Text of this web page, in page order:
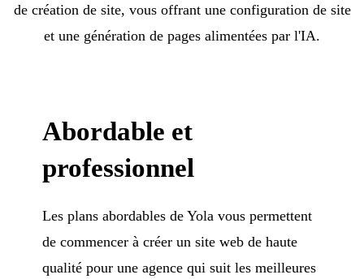
de création de site, vous offrant une configuration de site
et une génération de pages alimentées par l'IA.
Abordable et
professionnel
Les plans abordables de Yola vous permettent
de commencer à créer un site web de haute
qualité pour une agence qui suit les meilleures